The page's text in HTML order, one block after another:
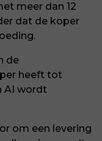
meer dan 12
dat de koper
de
heeft tot
AI wordt
om een levering